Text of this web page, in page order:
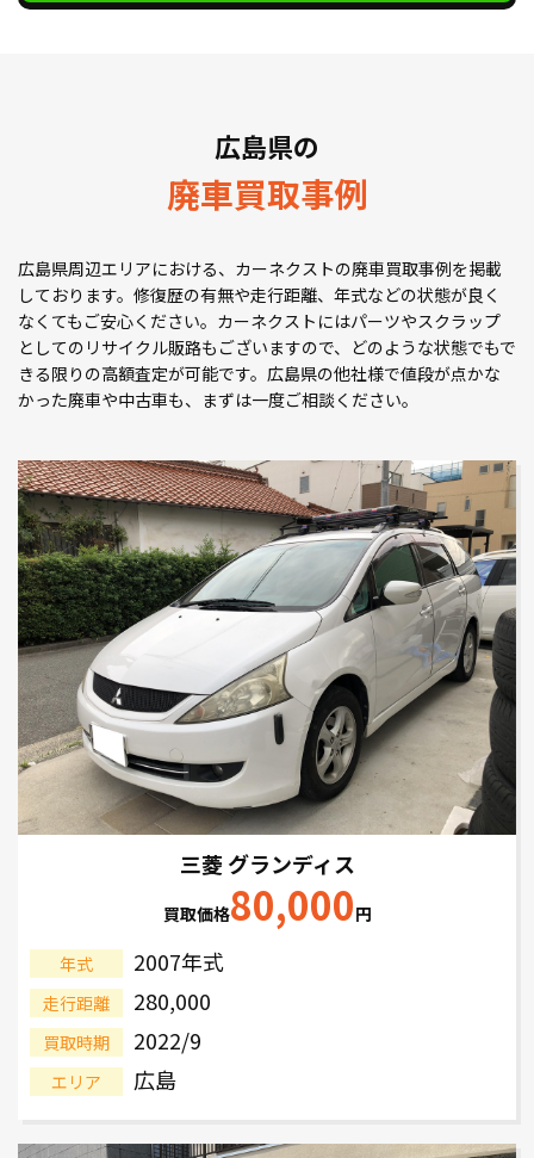
広島県の
廃車買取事例
広島県周辺エリアにおける、カーネクストの廃車買取事例を掲載
しております。修復歴の有無や走行距離、年式などの状態が良く
なくてもご安心ください。カーネクストにはパーツやスクラップ
としてのリサイクル販路もございますので、どのような状態でもで
きる限りの高額査定が可能です。広島県の他社様で値段が点かな
かった廃車や中古車も、まずは一度ご相談ください。
三菱 グランディス
買取価格80,000円
年式 2007年式
走行距離 280,000
買取時期 2022/9
エリア 広島